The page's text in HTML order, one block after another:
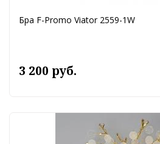
Бра F-Promo Viator 2559-1W
3 200 руб.